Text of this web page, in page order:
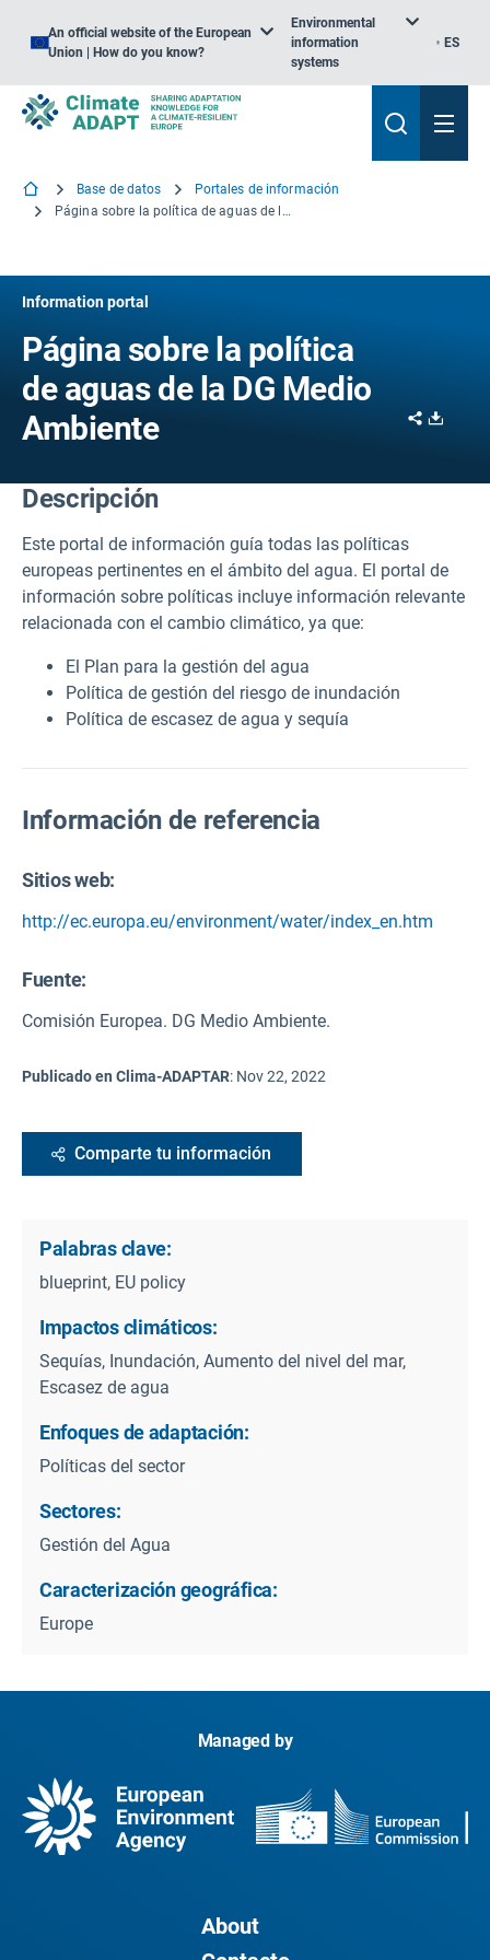
An official website of the European
Union | How do you know?
Environmental
information
systems
ES
Base de datos
Portales de información
Página sobre la política de aguas de la DG Medio Ambiente
Information portal
Página sobre la política
de aguas de la DG Medio
Ambiente
Share
Descripción
Este portal de información guía todas las políticas
europeas pertinentes en el ámbito del agua. El portal de
información sobre políticas incluye información relevante
relacionada con el cambio climático, ya que:
El Plan para la gestión del agua
Política de gestión del riesgo de inundación
Política de escasez de agua y sequía
Información de referencia
Sitios web:
http://ec.europa.eu/environment/water/index_en.htm
Fuente:
Comisión Europea. DG Medio Ambiente.
Publicado en Clima-ADAPTAR: Nov 22, 2022
Comparte tu información
Palabras clave:
blueprint, EU policy
Impactos climáticos:
Sequías, Inundación, Aumento del nivel del mar,
Escasez de agua
Enfoques de adaptación:
Políticas del sector
Sectores:
Gestión del Agua
Caracterización geográfica:
Europe
Managed by
About